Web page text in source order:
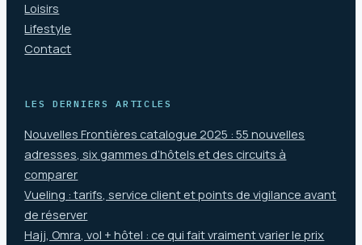
Loisirs
Lifestyle
Contact
LES DERNIERS ARTICLES
Nouvelles Frontières catalogue 2025 : 55 nouvelles
adresses, six gammes d’hôtels et des circuits à
comparer
Vueling : tarifs, service client et points de vigilance avant
de réserver
Hajj, Omra, vol + hôtel : ce qui fait vraiment varier le prix